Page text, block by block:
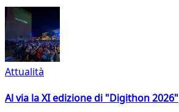
Attualità
Al via la XI edizione di "Digithon 2026"